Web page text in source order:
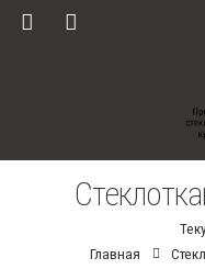
Главная